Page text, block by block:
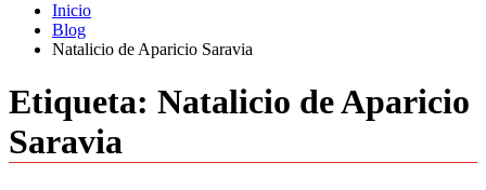
Inicio
Blog
Natalicio de Aparicio Saravia
Etiqueta: Natalicio de Aparicio
Saravia